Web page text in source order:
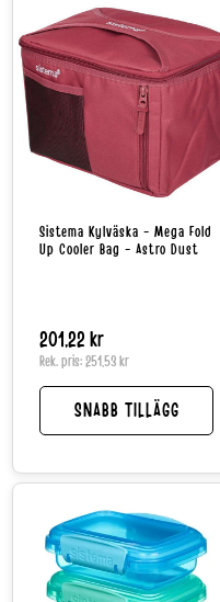
Sistema Kylväska - Mega Fold
Up Cooler Bag - Astro Dust
Normalpris
201,22 kr
Rek. pris: 251,53 kr
SNABB TILLÄGG